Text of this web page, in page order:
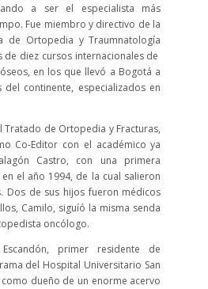
a ser el especialista más
Fue miembro y directivo de la
de Ortopedia y Traumnatología
de diez cursos internacionales de
en los que llevó a Bogotá a
continente, especializados en
Tratado de Ortopedia y Fracturas,
Co-Editor con el académico ya
Castro, con una primera
el año 1994, de la cual salieron
Dos de sus hijos fueron médicos
Camilo, siguíó la misma senda
oncólogo.
primer residente de
del Hospital Universitario San
dueño de un enorme acervo